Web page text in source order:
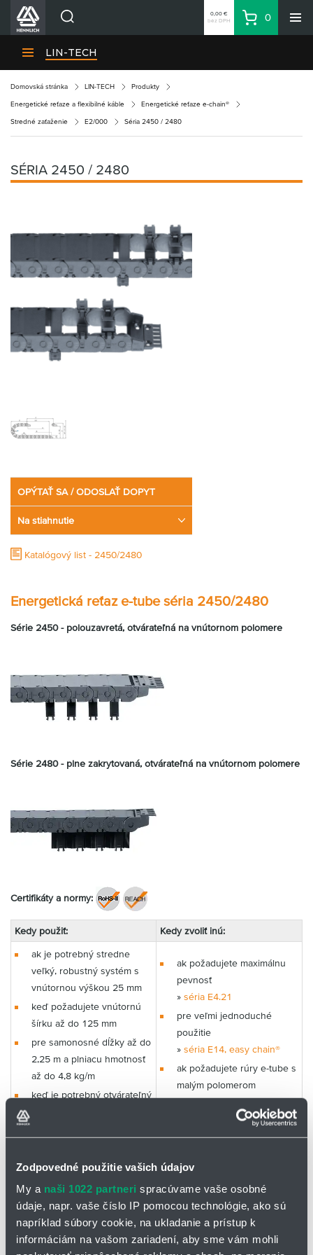
Zodpovedné použitie vašich údajov
My a naši 1022 partneri spracúvame vaše osobné
údaje, napr. vaše číslo IP pomocou technológie, ako sú
napríklad súbory cookie, na ukladanie a prístup k
informáciám na vašom zariadení, aby sme vám mohli
Divízie HENNLICH
Kariéra
Kontakty
Priemyselný park HENNLICH
Nákupný zoznam
Partner Zone
0,00 €
bez DPH
Košík
0
LIN-TECH
Domovská stránka LIN-TECH Produkty
Energetické reťaze a flexibilné káble Energetické reťaze e-chain®
Stredné zaťaženie E2/000 Séria 2450 / 2480
SÉRIA 2450 / 2480
OPÝTAŤ SA / ODOSLAŤ DOPYT
Na stiahnutie
Katalógový list - 2450/2480
Energetická reťaz e-tube séria 2450/2480
Série 2450 - polouzavretá, otvárateľná na vnútornom polomere
Série 2480 - plne zakrytovaná, otvárateľná na vnútornom polomere
Certifikáty a normy:
Kedy použiť: Kedy zvoliť inú:
ak je potrebný stredne
veľký, robustný systém s
vnútornou výškou 25 mm
keď požadujete vnútornú
šírku až do 125 mm
pre samonosné dĺžky až do
2,25 m a plniacu hmotnosť
až do 4,8 kg/m
keď je potrebný otvárateľný
ak požadujete maximálnu
pevnosť
» séria E4.21
pre veľmi jednoduché
použitie
» séria E14, easy chain®
ak požadujete rúry e-tube s
malým polomerom
ohybu 060, 075
séria R48, E2
Vnútorná šírka Bi: 25 až 125
mm
Polomer ohybu R: 100 až 250
mm